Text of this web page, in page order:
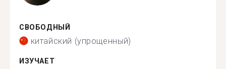
СВОБОДНЫЙ
китайский (упрощенный)
ИЗУЧАЕТ